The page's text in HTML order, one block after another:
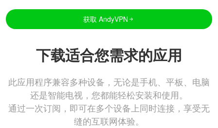
获取 AndyVPN
下载适合您需求的应用
此应用程序兼容多种设备，无论是手机、平板、电脑
还是智能电视，您都能轻松安装和使用。
通过一次订阅，即可在多个设备上同时连接，享受无
缝的互联网体验。